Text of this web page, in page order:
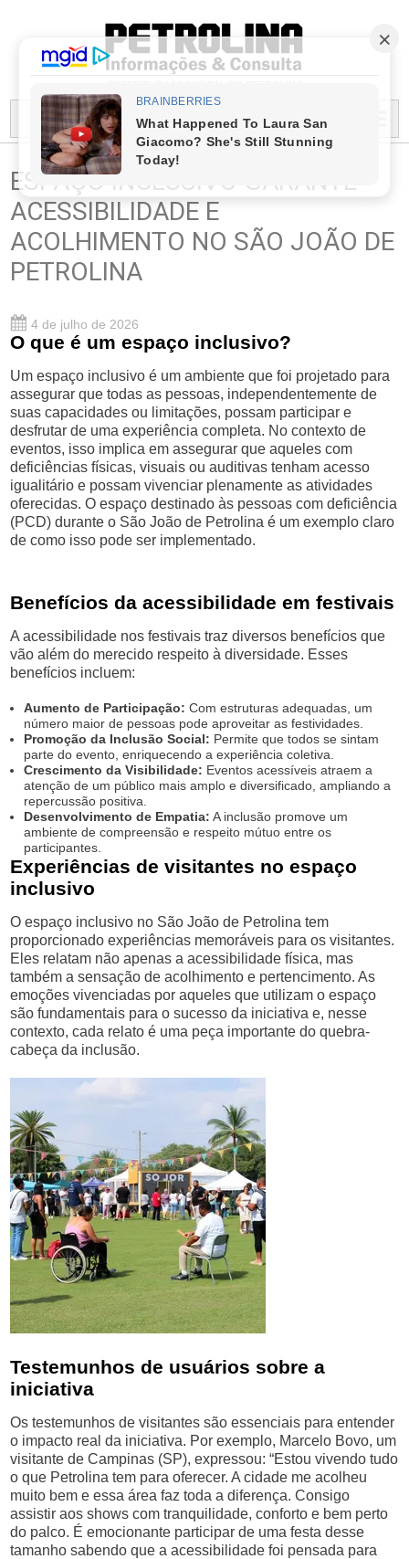
MENU...
ESPAÇO INCLUSIVO GARANTE
ACESSIBILIDADE E
ACOLHIMENTO NO SÃO JOÃO DE
PETROLINA
4 de julho de 2026
O que é um espaço inclusivo?
Um espaço inclusivo é um ambiente que foi projetado para
assegurar que todas as pessoas, independentemente de
suas capacidades ou limitações, possam participar e
desfrutar de uma experiência completa. No contexto de
eventos, isso implica em assegurar que aqueles com
deficiências físicas, visuais ou auditivas tenham acesso
igualitário e possam vivenciar plenamente as atividades
oferecidas. O espaço destinado às pessoas com deficiência
(PCD) durante o São João de Petrolina é um exemplo claro
de como isso pode ser implementado.
Benefícios da acessibilidade em festivais
A acessibilidade nos festivais traz diversos benefícios que
vão além do merecido respeito à diversidade. Esses
benefícios incluem:
Aumento de Participação: Com estruturas adequadas, um
número maior de pessoas pode aproveitar as festividades.
Promoção da Inclusão Social: Permite que todos se sintam
parte do evento, enriquecendo a experiência coletiva.
Crescimento da Visibilidade: Eventos acessíveis atraem a
atenção de um público mais amplo e diversificado, ampliando a
repercussão positiva.
Desenvolvimento de Empatia: A inclusão promove um
ambiente de compreensão e respeito mútuo entre os
participantes.
Experiências de visitantes no espaço
inclusivo
O espaço inclusivo no São João de Petrolina tem
proporcionado experiências memoráveis para os visitantes.
Eles relatam não apenas a acessibilidade física, mas
também a sensação de acolhimento e pertencimento. As
emoções vivenciadas por aqueles que utilizam o espaço
são fundamentais para o sucesso da iniciativa e, nesse
contexto, cada relato é uma peça importante do quebra-
cabeça da inclusão.
Testemunhos de usuários sobre a
iniciativa
Os testemunhos de visitantes são essenciais para entender
o impacto real da iniciativa. Por exemplo, Marcelo Bovo, um
visitante de Campinas (SP), expressou: “Estou vivendo tudo
o que Petrolina tem para oferecer. A cidade me acolheu
muito bem e essa área faz toda a diferença. Consigo
assistir aos shows com tranquilidade, conforto e bem perto
do palco. É emocionante participar de uma festa desse
tamanho sabendo que a acessibilidade foi pensada para